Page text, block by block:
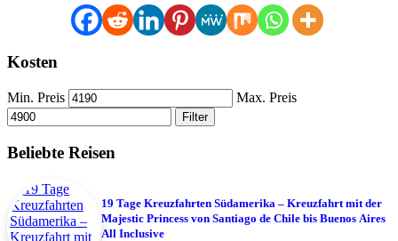
Kosten
Min. Preis Max. Preis
Filter
Beliebte Reisen
19 Tage Kreuzfahrten Südamerika – Kreuzfahrt mit der
Majestic Princess von Santiago de Chile bis Buenos Aires
All Inclusive